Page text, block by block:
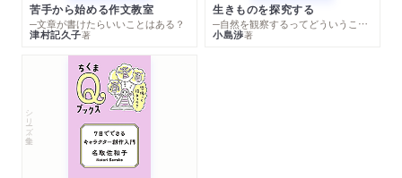
苦手から始める作文教室
─文章が書けたらいいことはある？
津村記久子著
生きものを探究する
─自然を観察するってどういうこと？
小島渉著
シリーズ・全集